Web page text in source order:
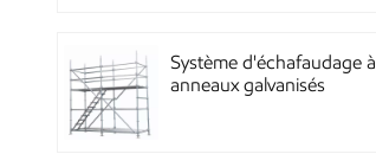
Système d'échafaudage à
anneaux galvanisés